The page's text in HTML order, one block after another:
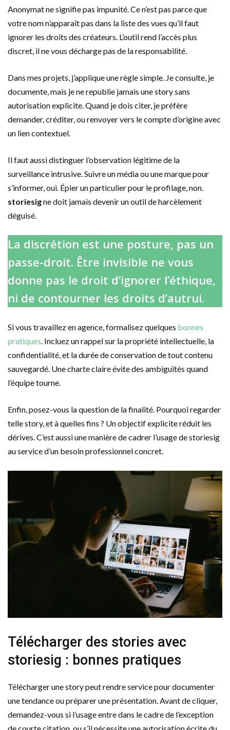
Anonymat ne signifie pas impunité. Ce n’est pas parce que
votre nom n’apparaît pas dans la liste des vues qu’il faut
ignorer les droits des créateurs. L’outil rend l’accès plus
discret, il ne vous décharge pas de la responsabilité.
Dans mes projets, j’applique une règle simple. Je consulte, je
documente, mais je ne republie jamais une story sans
autorisation explicite. Quand je dois citer, je préfère
demander, créditer, ou renvoyer vers le compte d’origine avec
un lien contextuel.
Il faut aussi distinguer l’observation légitime de la
surveillance intrusive. Suivre un média ou une marque pour
s’informer, oui. Épier un particulier pour le profilage, non.
storiesigne doit jamais devenir un outil de harcèlement
déguisé.
La discrétion est une posture, pas un
passe-droit. Être invisible ne vous
donne pas le droit d’ignorer l’éthique,
ni de contourner les droits d’autrui.
Si vous travaillez en agence, formalisez quelques bonnes
pratiques. Incluez un rappel sur la propriété intellectuelle, la
confidentialité, et la durée de conservation de tout contenu
sauvegardé. Une charte claire évite des ambiguïtés quand
l’équipe tourne.
Enfin, posez-vous la question de la finalité. Pourquoi regarder
telle story, et à quelles fins ? Un objectif explicite réduit les
dérives. C’est aussi une manière de cadrer l’usage de storiesig
au service d’un besoin professionnel concret.
Télécharger des stories avec
storiesig : bonnes pratiques
Télécharger une story peut rendre service pour documenter
une tendance ou préparer une présentation. Avant de cliquer,
demandez-vous si l’usage entre dans le cadre de l’exception